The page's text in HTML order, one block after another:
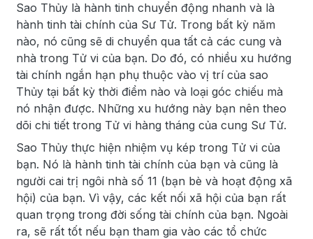
Sao Thủy là hành tinh chuyển động nhanh và là
hành tinh tài chính của Sư Tử. Trong bất kỳ năm
nào, nó cũng sẽ di chuyển qua tất cả các cung và
nhà trong Tử vi của bạn. Do đó, có nhiều xu hướng
tài chính ngắn hạn phụ thuộc vào vị trí của sao
Thủy tại bất kỳ thời điểm nào và loại góc chiếu mà
nó nhận được. Những xu hướng này bạn nên theo
dõi chi tiết trong Tử vi hàng tháng của cung Sư Tử.
Sao Thủy thực hiện nhiệm vụ kép trong Tử vi của
bạn. Nó là hành tinh tài chính của bạn và cũng là
người cai trị ngôi nhà số 11 (bạn bè và hoạt động xã
hội) của bạn. Vì vậy, các kết nối xã hội của bạn rất
quan trọng trong đời sống tài chính của bạn. Ngoài
ra, sẽ rất tốt nếu bạn tham gia vào các tổ chức